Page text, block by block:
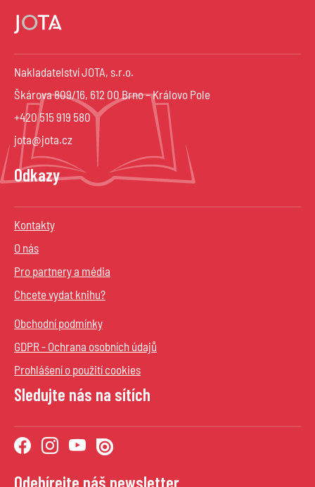
Nakladatelství JOTA, s.r.o.
Škárova 809/16, 612 00 Brno – Královo Pole
+420 515 919 580
jota@jota.cz
Odkazy
Kontakty
O nás
Pro partnery a média
Chcete vydat knihu?
Obchodní podmínky
GDPR - Ochrana osobních údajů
Prohlášení o použití cookies
Sledujte nás na sítích
Odebírejte náš newsletter